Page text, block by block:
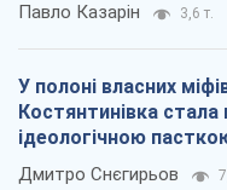
Павло Казарін 3,6 т.
У полоні власних
Костянтинівка
ідеологічною
окупантів
Дмитро Снєгирьов